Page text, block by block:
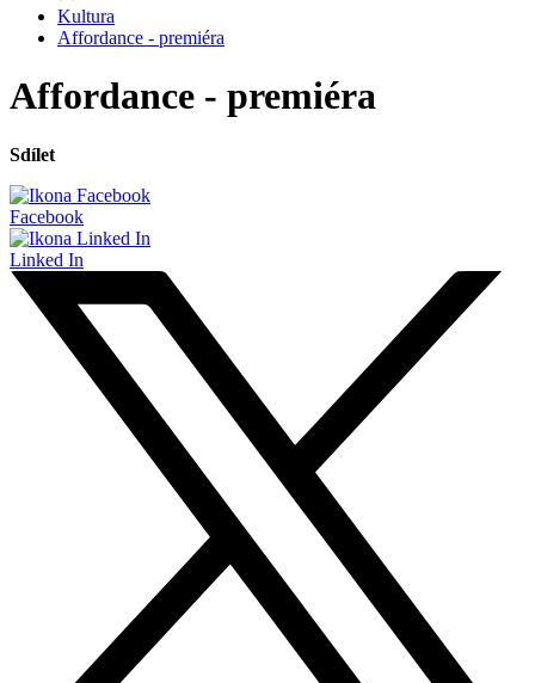
Kultura
Affordance - premiéra
Affordance - premiéra
Sdílet
Facebook
Linked In